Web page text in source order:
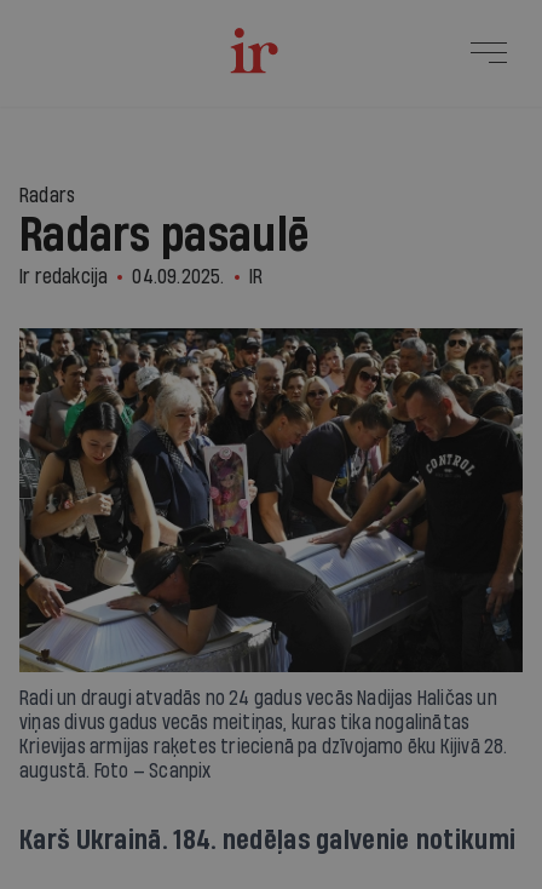
Radars
Radars pasaulē
Ir redakcija 04.09.2025. IR
Radi un draugi atvadās no 24 gadus vecās Nadijas Haličas un
viņas divus gadus vecās meitiņas, kuras tika nogalinātas
Krievijas armijas raķetes triecienā pa dzīvojamo ēku Kijivā 28.
augustā. Foto — Scanpix
Karš Ukrainā. 184. nedēļas galvenie notikumi